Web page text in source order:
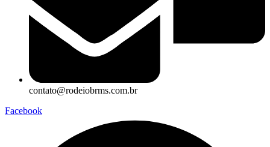
contato@rodeiobrms.com.br
Facebook